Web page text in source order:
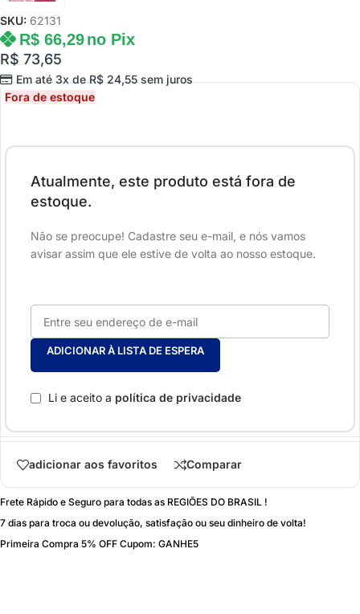
SKU: 62131
R$ 73,65
Em até 3x deR$24,55sem juros
R$66,29 no Pix
Fora de estoque
Atualmente, este produto está fora de
estoque.
Não se preocupe! Cadastre seu e-mail, e nós vamos
avisar assim que ele estive de volta ao nosso estoque.
ADICIONAR À LISTA DE ESPERA
Li e aceito a política de privacidade
adicionar aos favoritos Comparar
Frete Rápido e Seguro para todas as REGIÕES DO BRASIL !
7 dias para troca ou devolução, satisfação ou seu dinheiro de volta!
Primeira Compra 5% OFF Cupom: GANHE5